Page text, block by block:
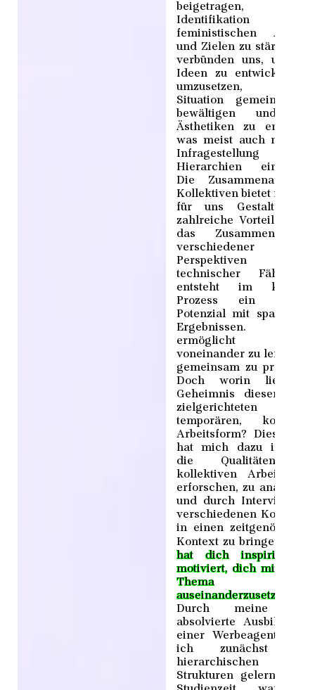
beigetragen,
Identifikation
feministischen
und Zielen zu stärken.
verbünden uns, um
Ideen zu entwickeln
umzusetzen,
Situation gemeinsam
bewältigen und
Ästhetiken zu
was meist auch mit
Infragestellung
Hierarchien
Die Zusammenarbeit
Kollektiven bietet nicht
für uns
zahlreiche Vorteile.
das
verschiedener
Perspektiven
technischer
entsteht im
Prozess ein
Potenzial mit
Ergebnissen.
ermöglicht
voneinander zu lernen
gemeinsam zu
Doch worin liegt
Geheimnis dieser
zielgerichteten
temporären,
Arbeitsform? Diese
hat mich dazu
die Qualitäten
kollektiven Arbeitens
erforschen, zu
und durch Interviews
verschiedenen
in einen
Kontext zu bringen.
hat dich inspiriert
motiviert, dich mit
Thema
auseinanderzusetzen?
Durch meine
absolvierte Ausbildung
einer Werbeagentur
ich zunächst
hierarchischen
Strukturen ­gelernt.